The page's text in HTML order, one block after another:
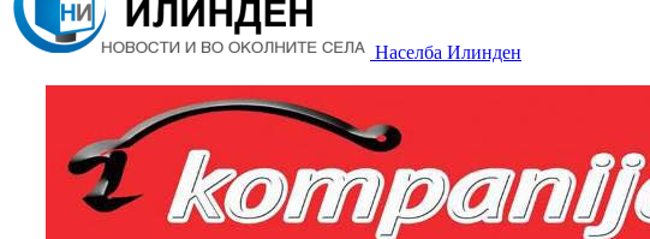
Населба Илинден